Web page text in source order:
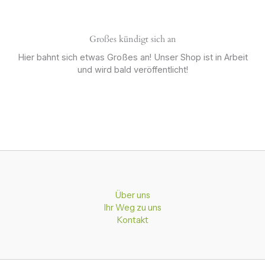
Großes kündigt sich an
Hier bahnt sich etwas Großes an! Unser Shop ist in Arbeit
und wird bald veröffentlicht!
Über uns
Ihr Weg zu uns
Kontakt